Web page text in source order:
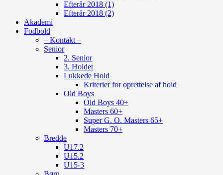
Efterår 2018 (1)
Efterår 2018 (2)
Akademi
Fodbold
– Kontakt –
Senior
2. Senior
3. Holdet
Lukkede Hold
Kriterier for oprettelse af hold
Old Boys
Old Boys 40+
Masters 60+
Super G. O. Masters 65+
Masters 70+
Bredde
U17.2
U15.2
U15-3